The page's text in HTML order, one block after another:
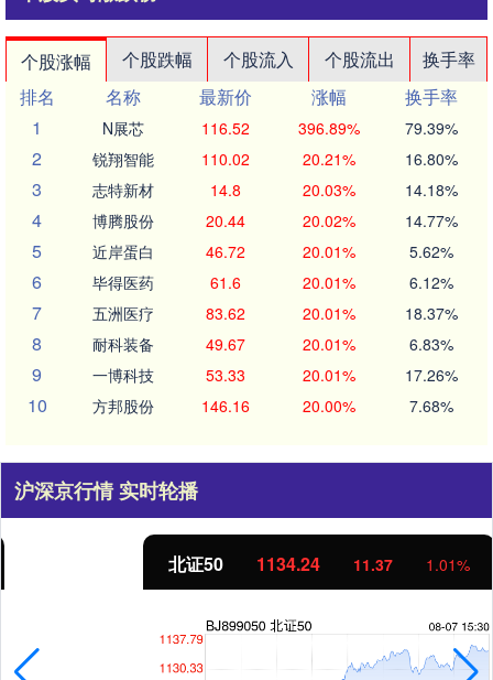
个股涨幅 个股跌幅 个股流入 个股流出
换手率
排名
名称 最新价 涨幅
换手率
1
N展芯 116.52 396.89% 79.39%
2 锐翔智能 110.02 20.21% 16.80%
3 志特新材 14.8 20.03% 14.18%
4 博腾股份 20.44 20.02% 14.77%
5 近岸蛋白 46.72 20.01% 5.62%
6 毕得医药 61.6 20.01% 6.12%
7 五洲医疗 83.62 20.01% 18.37%
8 耐科装备 49.67 20.01% 6.83%
9 一博科技 53.33 20.01% 17.26%
10 方邦股份 146.16 20.00% 7.68%
沪深京行情 实时轮播
1134.24 11.37 1.01%